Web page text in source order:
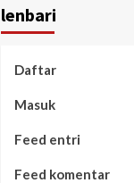
lenbari
Daftar
Masuk
Feed entri
Feed komentar